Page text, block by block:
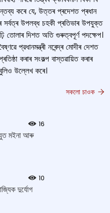
কৰে যে, উত্তৰ প্ৰদেশত প্ৰধান
সৰ্বত্ৰ উপলব্ধ চহকী প্ৰতিভাৰ উপযুক্ত
তোলাৰ দিশত অতি গুৰুত্বপূর্ণ পদক্ষেপ।
প্রধানমন্ত্ৰী নৰেন্দ্ৰ মোদীৰ দেশত
কৰাৰ সংকল্প বাস্তৱায়িত কৰাৰ
উল্লেখ কৰে।
সকলো চাওক
16
ম‍ইনা আৰু
10
দুৰ্যোগ